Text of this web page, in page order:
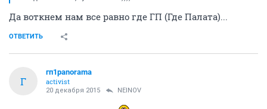
Да воткнем нам все равно где ГП (Где Палата)...
ОТВЕТИТЬ
Г
гп1panorama
activist
20 декабря 2015 NEINOV